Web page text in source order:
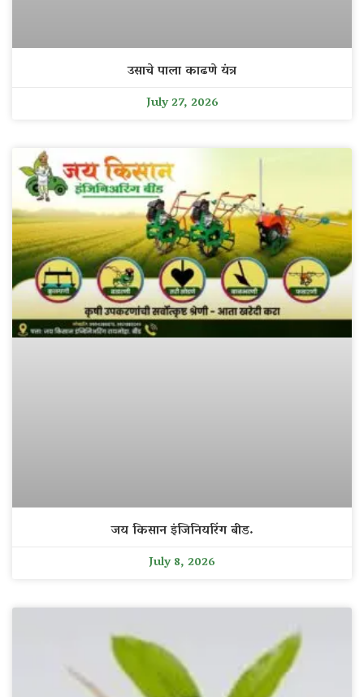
उसाचे पाला काढणे यंत्र
July 27, 2026
जय किसान इंजिनियरिंग बीड.
July 8, 2026